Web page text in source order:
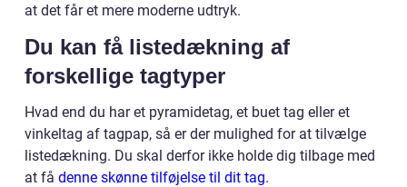
at det får et mere moderne udtryk.
Du kan få listedækning af
forskellige tagtyper
Hvad end du har et pyramidetag, et buet tag eller et
vinkeltag af tagpap, så er der mulighed for at tilvælge
listedækning. Du skal derfor ikke holde dig tilbage med
at få denne skønne tilføjelse til dit tag.